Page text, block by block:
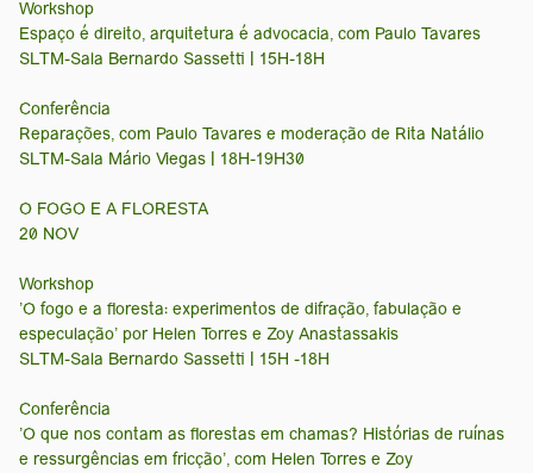
Workshop
Espaço é direito, arquitetura é advocacia, com Paulo Tavares
SLTM-Sala Bernardo Sassetti | 15H-18H
Conferência
Reparações, com Paulo Tavares e moderação de Rita Natálio
SLTM-Sala Mário Viegas | 18H-19H30
O FOGO E A FLORESTA
20 NOV
Workshop
'O fogo e a floresta: experimentos de difração, fabulação e
especulação' por Helen Torres e Zoy Anastassakis
SLTM-Sala Bernardo Sassetti | 15H -18H
Conferência
'O que nos contam as florestas em chamas? Histórias de ruínas
e ressurgências em fricção', com Helen Torres e Zoy